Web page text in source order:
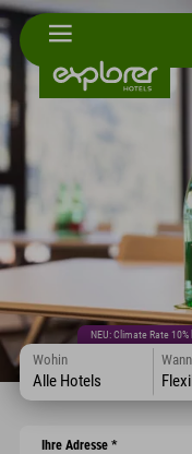
NEU: Climate Rate
Wohin
Alle Hotels
Wann
Ihre Adresse *